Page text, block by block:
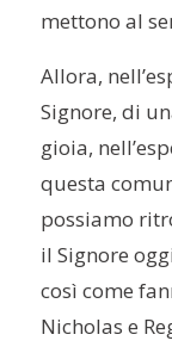
mettono al
Allora,
Signore, di
gioia,
questa
possiamo
il Signore
così come
Nicholas e